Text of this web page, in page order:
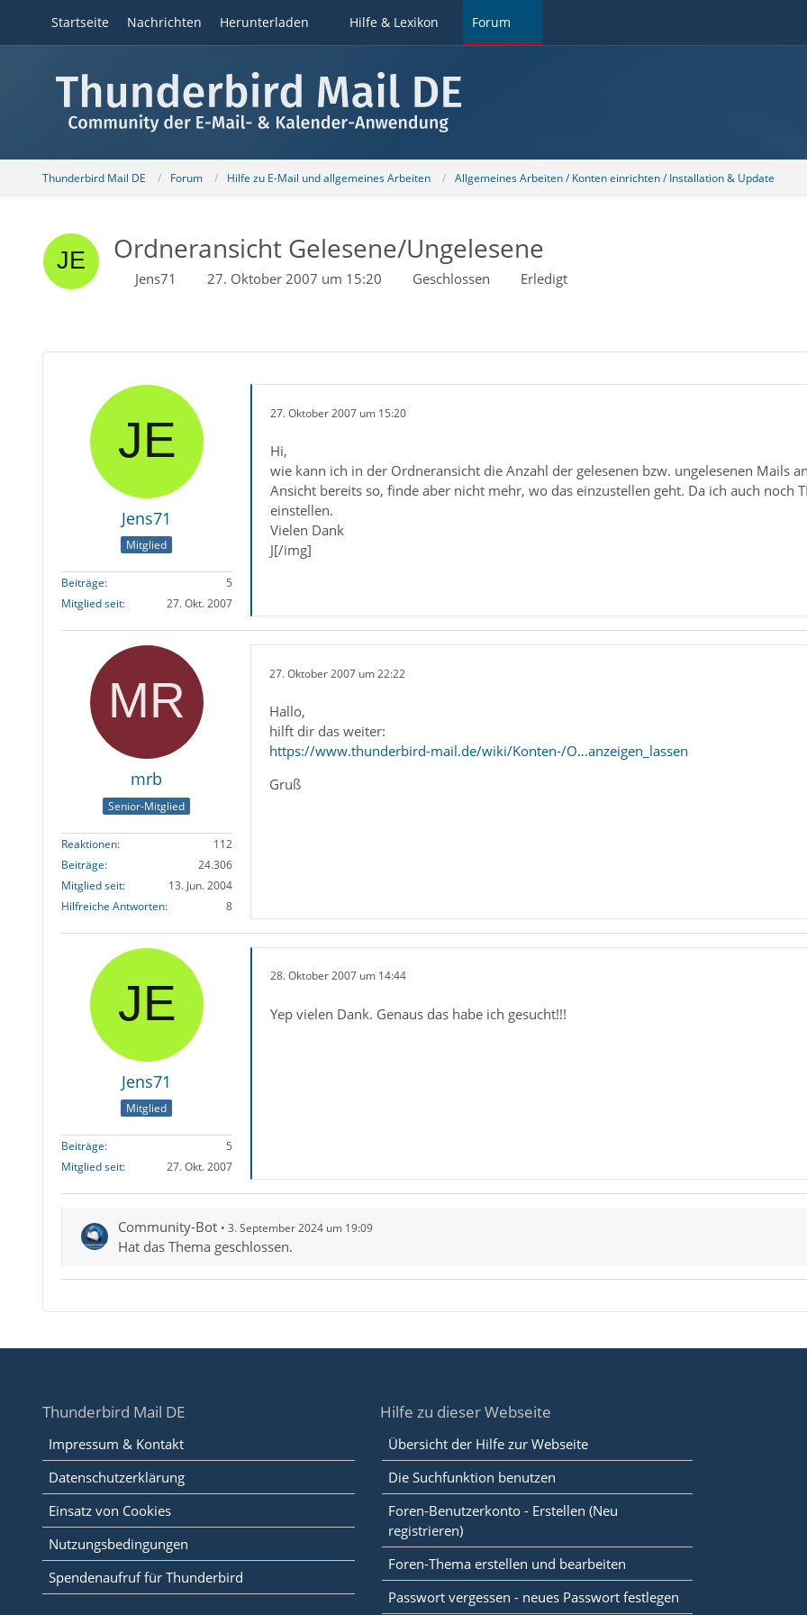
Startseite Nachrichten Herunterladen Hilfe & Lexikon Forum
Thunderbird Mail DE Forum Hilfe zu E-Mail und allgemeines Arbeiten Allgemeines Arbeiten / Konten einrichten / Installation & Update
Ordneransicht Gelesene/Ungelesene
Jens71 27. Oktober 2007 um 15:20 Geschlossen Erledigt
Jens71
Mitglied
Beiträge
5
Mitglied seit
27. Okt. 2007
27. Oktober 2007 um 15:20
Hi,
wie kann ich in der Ordneransicht die Anzahl der gelesenen bzw. ungelesenen Mails
Ansicht bereits so, finde aber nicht mehr, wo das einzustellen geht. Da ich auch noch
einstellen.
Vielen Dank
J[/img]
mrb
Senior-Mitglied
Reaktionen
112
Beiträge
24.306
Mitglied seit
13. Jun. 2004
Hilfreiche Antworten
8
27. Oktober 2007 um 22:22
Hallo,
hilft dir das weiter:
https://www.thunderbird-mail.de/wiki/Konten-/O…anzeigen_lassen
Gruß
Jens71
Mitglied
Beiträge
5
Mitglied seit
27. Okt. 2007
28. Oktober 2007 um 14:44
Yep vielen Dank. Genaus das habe ich gesucht!!!
Community-Bot 3. September 2024 um 19:09
Hat das Thema geschlossen.
Thunderbird Mail DE
Impressum & Kontakt
Datenschutzerklärung
Einsatz von Cookies
Nutzungsbedingungen
Spendenaufruf für Thunderbird
Hilfe zu dieser Webseite
Übersicht der Hilfe zur Webseite
Die Suchfunktion benutzen
Foren-Benutzerkonto - Erstellen (Neu
registrieren)
Foren-Thema erstellen und bearbeiten
Passwort vergessen - neues Passwort festlegen